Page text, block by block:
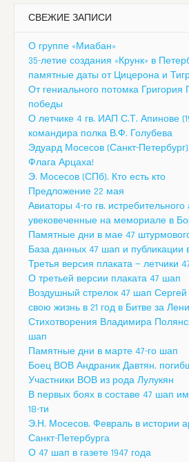
СВЕЖИЕ ЗАПИСИ
О группе «Миабан»
35-летие создания «Крунк» в
памятные даты от Цицерона и
От гениального потомка
победы
О летчике 4 гв. ИАП С.Т. Апинове
командира полка В.Ф. Голубева
Эдуард Мосесов (Санкт-
Флага Арцаха!
Э. Мосесов (СПб). Кто есть кто
Предложение 22 мая
Авиаторы 4-го гв. истребительного
увековеченные на мемориале в
Памятные дни в мае 47
База данных 47 шап и публикации
Третья версия плаката — летчики
О третьей версии плаката 47 шап
Воздушный стрелок 47 шап
свою жизнь в 21 год в Битве за
Стихотворения Владимира
шап
Памятные дни в марте 47-го шап
Боец ВОВ Андраник Давтян,
Участники ВОВ из рода Лулукян
В первых боях в составе 47 шап
18-ти
Э.Н. Мосесов. Февраль в истории
Санкт-Петербурга
О 47 шап в газете 1947 года